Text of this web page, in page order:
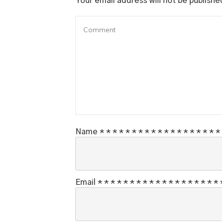
Name * * * * * * * * * * * * * * * * * * *
Email * * * * * * * * * * * * * * * * * * *